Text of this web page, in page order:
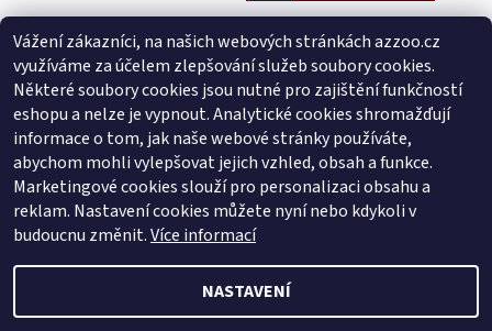
Buďte první, kdo napíše příspěvek k této položce.
Přidat komentář
Buďte první, kdo napíše příspěvek k této položce.
Přidat hodnocení
Zboží.cz | Heureka.cz
2026 © AZ ZOO, všechna práva vyhrazena
Vážení zákazníci, na našich webových stránkách azzoo.cz
využíváme za účelem zlepšování služeb soubory cookies.
Některé soubory cookies jsou nutné pro zajištění funkčností
eshopu a nelze je vypnout. Analytické cookies shromažďují
informace o tom, jak naše webové stránky používáte,
abychom mohli vylepšovat jejich vzhled, obsah a funkce.
Marketingové cookies slouží pro personalizaci obsahu a
reklam. Nastavení cookies můžete nyní nebo kdykoli v
budoucnu změnit.Více informací
NASTAVENÍ